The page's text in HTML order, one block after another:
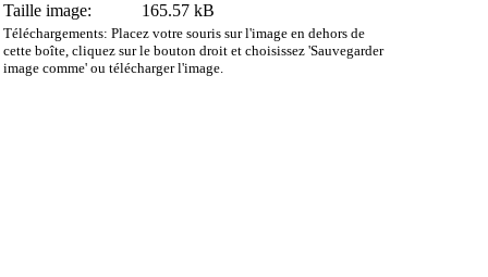
Taille image:
165.57 kB
Téléchargements: Placez votre souris sur l'image en dehors de
cette boîte, cliquez sur le bouton droit et choisissez 'Sauvegarder
image comme' ou télécharger l'image.